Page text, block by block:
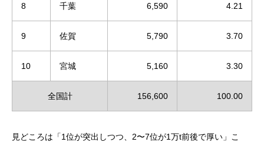
8 千葉 6,590 4.21
9 佐賀 5,790 3.70
10 宮城 5,160 3.30
全国計 156,600 100.00
見どころは「1位が突出しつつ、2〜7位が1万t前後で厚い」こ